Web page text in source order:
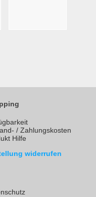
/ Zahlungskosten
Hilfe
widerrufen